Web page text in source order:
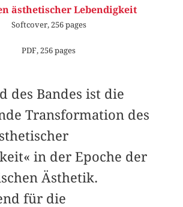
ästhetischer Lebendigkeit
Softcover, 256 pages
PDF, 256 pages
des Bandes ist die
Transformation des
in der Epoche der
Ästhetik.
für die